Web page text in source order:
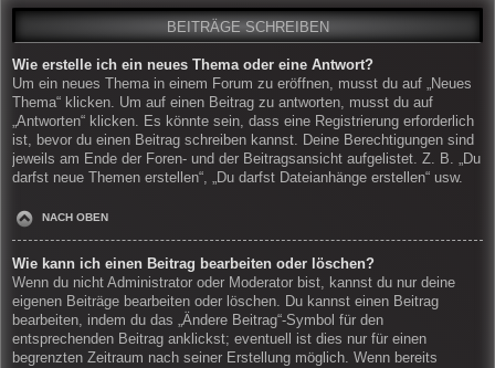
BEITRÄGE SCHREIBEN
Wie erstelle ich ein neues Thema oder eine Antwort?
Um ein neues Thema in einem Forum zu eröffnen, musst du auf „Neues
Thema“ klicken. Um auf einen Beitrag zu antworten, musst du auf
„Antworten“ klicken. Es könnte sein, dass eine Registrierung erforderlich
ist, bevor du einen Beitrag schreiben kannst. Deine Berechtigungen sind
jeweils am Ende der Foren- und der Beitragsansicht aufgelistet. Z. B. „Du
darfst neue Themen erstellen“, „Du darfst Dateianhänge erstellen“ usw.
NACH OBEN
Wie kann ich einen Beitrag bearbeiten oder löschen?
Wenn du nicht Administrator oder Moderator bist, kannst du nur deine
eigenen Beiträge bearbeiten oder löschen. Du kannst einen Beitrag
bearbeiten, indem du das „Ändere Beitrag“-Symbol für den
entsprechenden Beitrag anklickst; eventuell ist dies nur für einen
begrenzten Zeitraum nach seiner Erstellung möglich. Wenn bereits